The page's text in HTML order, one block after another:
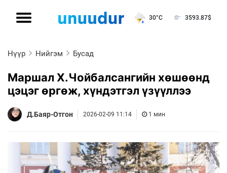
30°C 3593.87$
Нүүр Нийгэм Бусад
Маршал Х.Чойбалсангийн хөшөөнд
цэцэг өргөж, хүндэтгэл үзүүллээ
Д.Баяр-Отгон 2026-02-09 11:14 1 мин